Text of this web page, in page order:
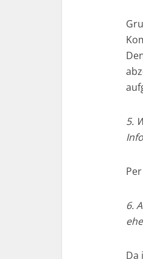
5.
6.
Da